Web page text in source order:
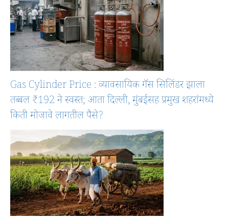
Gas Cylinder Price : व्यावसायिक गॅस सिलिंडर झाला
तब्बल ₹192 ने स्वस्त; आता दिल्ली, मुंबईसह प्रमुख शहरांमध्ये
किती मोजावे लागतील पैसे?